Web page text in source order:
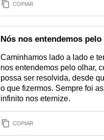
COPIAR
Nós nos entendemos
Caminhamos lado a lado e
nos entendemos pelo olhar,
possa ser resolvida, desde
o que fizermos. Sempre foi
infinito nos eternize.
COPIAR